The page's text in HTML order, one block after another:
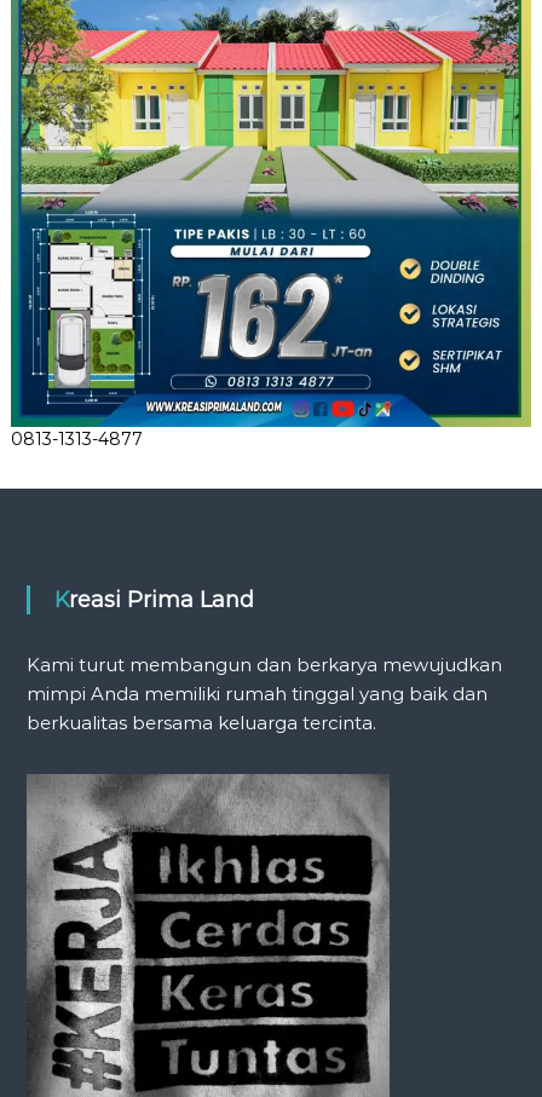
0813-1313-4877
Kreasi Prima Land
Kami turut membangun dan berkarya mewujudkan
mimpi Anda memiliki rumah tinggal yang baik dan
berkualitas bersama keluarga tercinta.